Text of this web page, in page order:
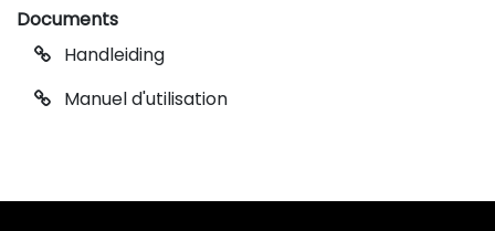
Documents
Handleiding
Manuel d'utilisation